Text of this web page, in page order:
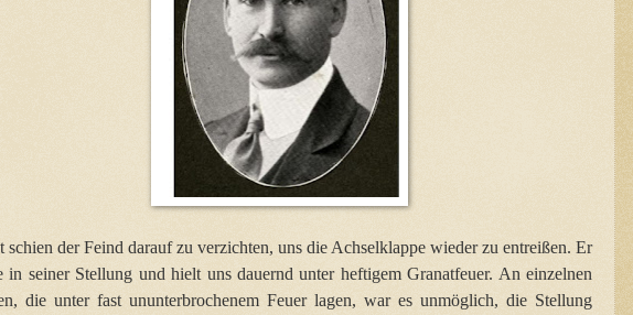
schien der Feind darauf zu verzichten, uns die Achselklappe wieder zu entreißen. Er
in seiner Stellung und hielt uns dauernd unter heftigem Granatfeuer. An einzelnen
die unter fast ununterbrochenem Feuer lagen, war es unmöglich, die Stellung